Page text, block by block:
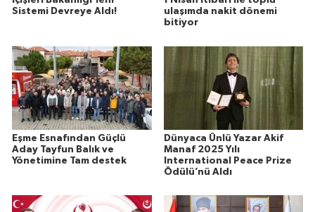
Sistemi Devreye Aldı!
ulaşımda nakit dönemi
bitiyor
Eşme Esnafından Güçlü
Aday Tayfun Balık ve
Yönetimine Tam destek
Dünyaca Ünlü Yazar Akif
Manaf 2025 Yılı
International Peace Prize
Ödülü’nü Aldı